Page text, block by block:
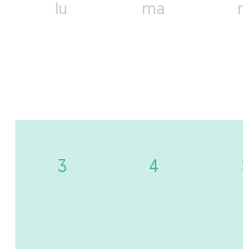
lu ma
3 4